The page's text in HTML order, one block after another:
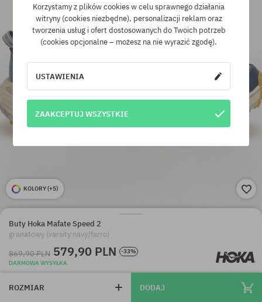
KOLORY (+5)
Buty Hoka Mafate Speed 2
granatowy (varsity navy/farro)
869,90 PLN 579,90 PLN
-33%
DARMOWA WYSYŁKA
ROZMIAR DODAJ
Korzystamy z plików cookies w celu sprawnego działania
witryny (cookies niezbędne), personalizacji reklam oraz
tworzenia usług i ofert dostosowanych do Twoich potrzeb
(cookies opcjonalne – możesz na nie wyrazić zgodę).
USTAWIENIA
ZAAKCEPTUJ WSZYSTKIE